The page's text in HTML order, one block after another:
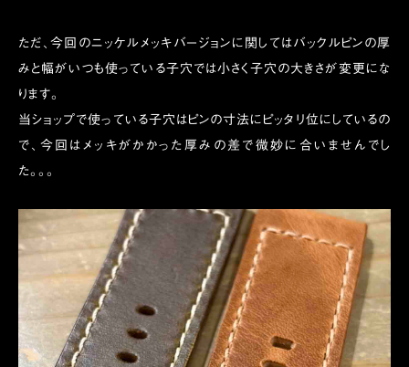
ただ、今回のニッケルメッキバージョンに関してはバックルピンの厚
みと幅がいつも使っている子穴では小さく子穴の大きさが変更にな
ります。
当ショップで使っている子穴はピンの寸法にピッタリ位にしているの
で、今回はメッキがかかった厚みの差で微妙に合いませんでし
た。。。